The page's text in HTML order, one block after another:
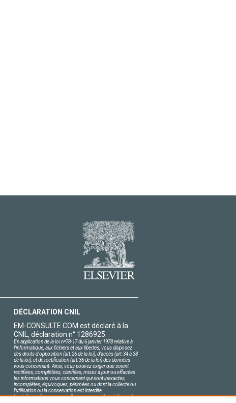
DÉCLARATION CNIL
EM-CONSULTE.COM est déclaré à la
CNIL, déclaration n° 1286925.
En application de la loi nº78-17 du 6 janvier 1978 relative à
l'informatique, aux fichiers et aux libertés, vous disposez
des droits d'opposition (art.26 de la loi), d'accès (art.34 à 38
de la loi), et de rectification (art.36 de la loi) des données
vous concernant. Ainsi, vous pouvez exiger que soient
rectifiées, complétées, clarifiées, mises à jour ou effacées
les informations vous concernant qui sont inexactes,
incomplètes, équivoques, périmées ou dont la collecte ou
l'utilisation ou la conservation est interdite.
Les informations personnelles concernant les visiteurs de